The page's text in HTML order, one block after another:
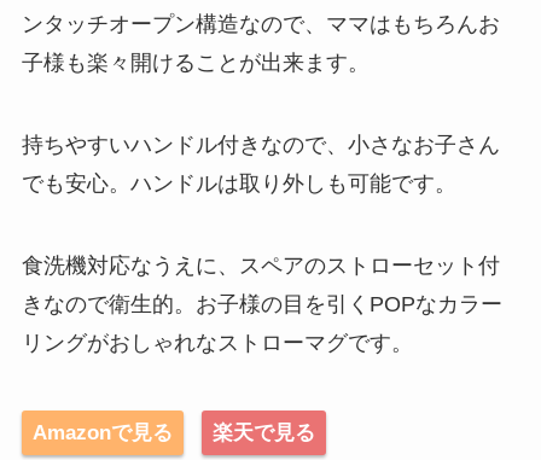
ンタッチオープン構造なので、ママはもちろんお
子様も楽々開けることが出来ます。
持ちやすいハンドル付きなので、小さなお子さん
でも安心。ハンドルは取り外しも可能です。
食洗機対応なうえに、スペアのストローセット付
きなので衛生的。お子様の目を引くPOPなカラー
リングがおしゃれなストローマグです。
Amazonで見る 楽天で見る